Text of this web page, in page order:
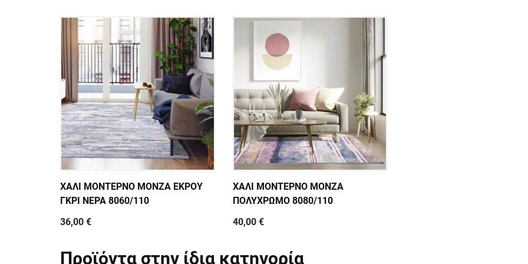
ΧΑΛΙ ΜΟΝΤΕΡΝΟ MONZA ΕΚΡΟΥ
ΓΚΡΙ ΝΕΡΑ 8060/110
36,00 €
ΧΑΛΙ ΜΟΝΤΕΡΝΟ MONZA
ΠΟΛΥΧΡΩΜΟ 8080/110
40,00 €
Προϊόντα στην ίδια κατηγορία